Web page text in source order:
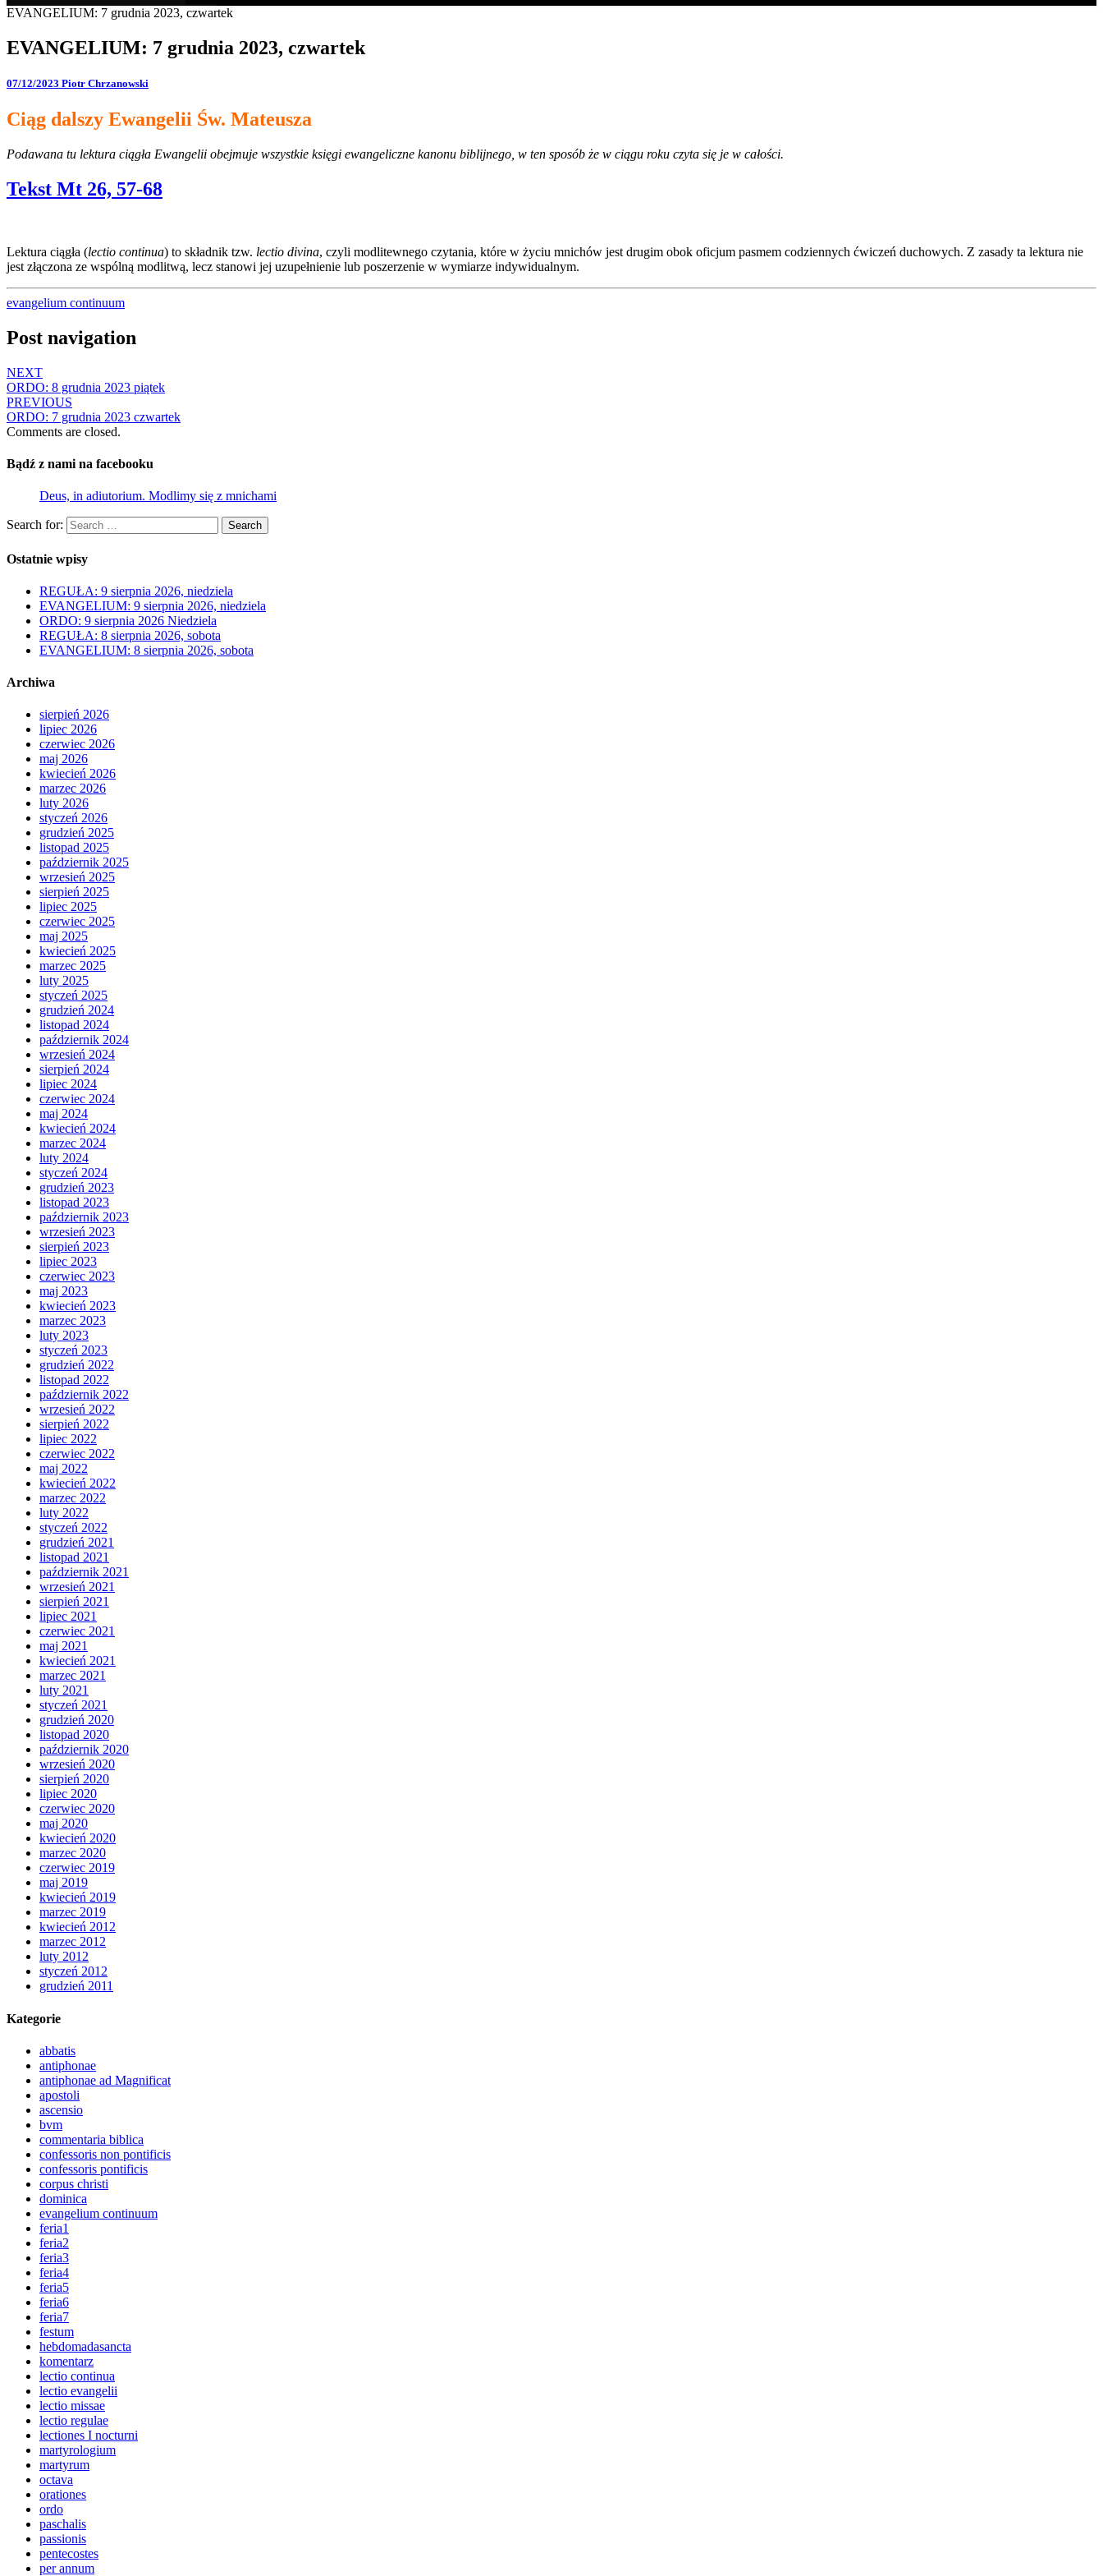
EVANGELIUM: 7 grudnia 2023, czwartek
EVANGELIUM: 7 grudnia 2023, czwartek
07/12/2023 Piotr Chrzanowski
Ciąg dalszy Ewangelii Św. Mateusza
Podawana tu lektura ciągła Ewangelii obejmuje wszystkie księgi ewangeliczne kanonu biblijnego, w ten sposób że w ciągu roku czyta się je w całości.
Tekst Mt 26, 57-68
Lektura ciągła (lectio continua) to składnik tzw. lectio divina, czyli modlitewnego czytania, które w życiu mnichów jest drugim obok oficjum pasmem codziennych ćwiczeń duchowych. Z zasady ta lektura nie
jest złączona ze wspólną modlitwą, lecz stanowi jej uzupełnienie lub poszerzenie w wymiarze indywidualnym.
evangelium continuum
Post navigation
NEXT
ORDO: 8 grudnia 2023 piątek
PREVIOUS
ORDO: 7 grudnia 2023 czwartek
Comments are closed.
Bądź z nami na facebooku
Deus, in adiutorium. Modlimy się z mnichami
Search for: Search
Ostatnie wpisy
REGUŁA: 9 sierpnia 2026, niedziela
EVANGELIUM: 9 sierpnia 2026, niedziela
ORDO: 9 sierpnia 2026 Niedziela
REGUŁA: 8 sierpnia 2026, sobota
EVANGELIUM: 8 sierpnia 2026, sobota
Archiwa
sierpień 2026
lipiec 2026
czerwiec 2026
maj 2026
kwiecień 2026
marzec 2026
luty 2026
styczeń 2026
grudzień 2025
listopad 2025
październik 2025
wrzesień 2025
sierpień 2025
lipiec 2025
czerwiec 2025
maj 2025
kwiecień 2025
marzec 2025
luty 2025
styczeń 2025
grudzień 2024
listopad 2024
październik 2024
wrzesień 2024
sierpień 2024
lipiec 2024
czerwiec 2024
maj 2024
kwiecień 2024
marzec 2024
luty 2024
styczeń 2024
grudzień 2023
listopad 2023
październik 2023
wrzesień 2023
sierpień 2023
lipiec 2023
czerwiec 2023
maj 2023
kwiecień 2023
marzec 2023
luty 2023
styczeń 2023
grudzień 2022
listopad 2022
październik 2022
wrzesień 2022
sierpień 2022
lipiec 2022
czerwiec 2022
maj 2022
kwiecień 2022
marzec 2022
luty 2022
styczeń 2022
grudzień 2021
listopad 2021
październik 2021
wrzesień 2021
sierpień 2021
lipiec 2021
czerwiec 2021
maj 2021
kwiecień 2021
marzec 2021
luty 2021
styczeń 2021
grudzień 2020
listopad 2020
październik 2020
wrzesień 2020
sierpień 2020
lipiec 2020
czerwiec 2020
maj 2020
kwiecień 2020
marzec 2020
czerwiec 2019
maj 2019
kwiecień 2019
marzec 2019
kwiecień 2012
marzec 2012
luty 2012
styczeń 2012
grudzień 2011
Kategorie
abbatis
antiphonae
antiphonae ad Magnificat
apostoli
ascensio
bvm
commentaria biblica
confessoris non pontificis
confessoris pontificis
corpus christi
dominica
evangelium continuum
feria1
feria2
feria3
feria4
feria5
feria6
feria7
festum
hebdomadasancta
komentarz
lectio continua
lectio evangelii
lectio missae
lectio regulae
lectiones I nocturni
martyrologium
martyrum
octava
orationes
ordo
paschalis
passionis
pentecostes
per annum